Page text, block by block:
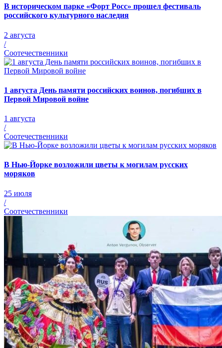
В историческом парке «Форт Росс» прошел фестиваль
российского культурного наследия
2 августа
/
Соотечественники
1 августа День памяти российских воинов, погибших в
Первой Мировой войне
1 августа
/
Соотечественники
В Нью-Йорке возложили цветы к могилам русских
моряков
25 июля
/
Соотечественники